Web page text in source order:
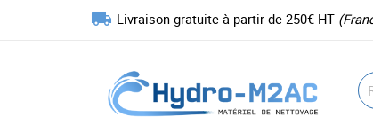
local_shipping Livraison gratuite à partir de 250€ HT